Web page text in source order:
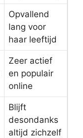
Opvallend
lang voor
haar leeftijd
Zeer actief
en populair
online
Blijft
desondanks
altijd zichzelf